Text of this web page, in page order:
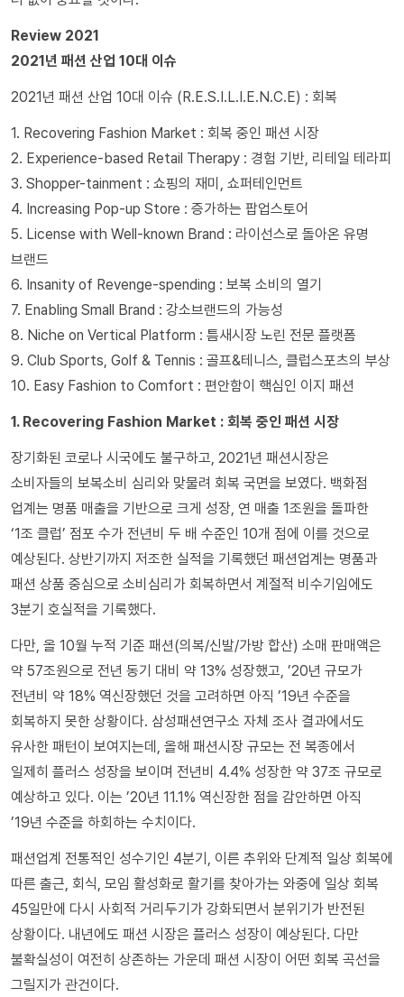
Review 2021
2021년 패션 산업 10대 이슈
2021년 패션 산업 10대 이슈 (R.E.S.I.L.I.E.N.C.E) : 회복
1. Recovering Fashion Market : 회복 중인 패션 시장
2. Experience-based Retail Therapy : 경험 기반, 리테일 테라피
3. Shopper-tainment : 쇼핑의 재미, 쇼퍼테인먼트
4. Increasing Pop-up Store : 증가하는 팝업스토어
5. License with Well-known Brand : 라이선스로 돌아온 유명
브랜드
6. Insanity of Revenge-spending : 보복 소비의 열기
7. Enabling Small Brand : 강소브랜드의 가능성
8. Niche on Vertical Platform : 틈새시장 노린 전문 플랫폼
9. Club Sports, Golf & Tennis : 골프&테니스, 클럽스포츠의 부상
10. Easy Fashion to Comfort : 편안함이 핵심인 이지 패션
1. Recovering Fashion Market : 회복 중인 패션 시장
장기화된 코로나 시국에도 불구하고, 2021년 패션시장은
소비자들의 보복소비 심리와 맞물려 회복 국면을 보였다. 백화점
업계는 명품 매출을 기반으로 크게 성장, 연 매출 1조원을 돌파한
‘1조 클럽’ 점포 수가 전년비 두 배 수준인 10개 점에 이를 것으로
예상된다. 상반기까지 저조한 실적을 기록했던 패션업계는 명품과
패션 상품 중심으로 소비심리가 회복하면서 계절적 비수기임에도
3분기 호실적을 기록했다.
다만, 올 10월 누적 기준 패션(의복/신발/가방 합산) 소매 판매액은
약 57조원으로 전년 동기 대비 약 13% 성장했고, ’20년 규모가
전년비 약 18% 역신장했던 것을 고려하면 아직 ’19년 수준을
회복하지 못한 상황이다. 삼성패션연구소 자체 조사 결과에서도
유사한 패턴이 보여지는데, 올해 패션시장 규모는 전 복종에서
일제히 플러스 성장을 보이며 전년비 4.4% 성장한 약 37조 규모로
예상하고 있다. 이는 ’20년 11.1% 역신장한 점을 감안하면 아직
’19년 수준을 하회하는 수치이다.
패션업계 전통적인 성수기인 4분기, 이른 추위와 단계적 일상 회복에
따른 출근, 회식, 모임 활성화로 활기를 찾아가는 와중에 일상 회복
45일만에 다시 사회적 거리두기가 강화되면서 분위기가 반전된
상황이다. 내년에도 패션 시장은 플러스 성장이 예상된다. 다만
불확실성이 여전히 상존하는 가운데 패션 시장이 어떤 회복 곡선을
그릴지가 관건이다.